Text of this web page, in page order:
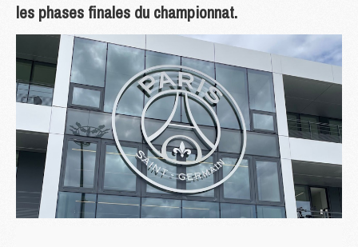
les phases finales du championnat.